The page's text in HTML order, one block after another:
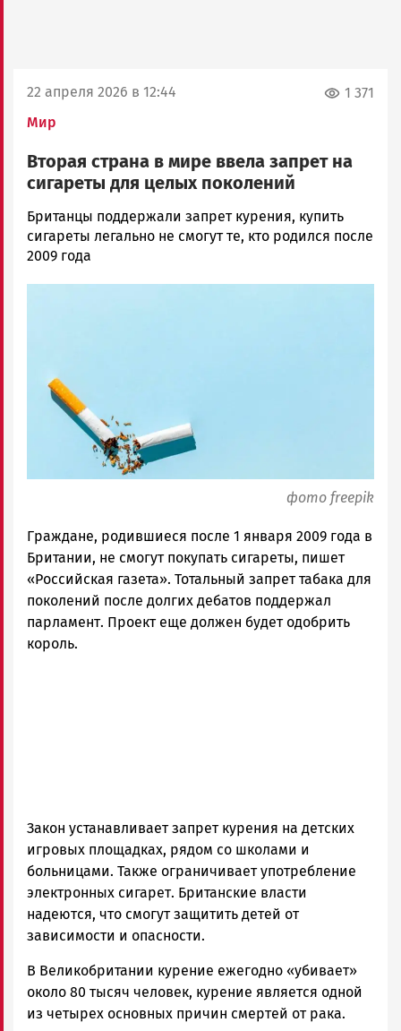
22 апреля 2026 в 12:44
Мир
1 371
Вторая страна в мире ввела запрет на
сигареты для целых поколений
Ольга
Гаврилова
Новости
ГОВОРИТ
Британцы поддержали запрет курения, купить
сигареты легально не смогут те, кто родился после
2009 года
фото freepik
Граждане, родившиеся после 1 января 2009 года в
Британии, не смогут покупать сигареты, пишет
«Российская газета». Тотальный запрет табака для
поколений после долгих дебатов поддержал
парламент. Проект еще должен будет одобрить
король.
Закон устанавливает запрет курения на детских
игровых площадках, рядом со школами и
больницами. Также ограничивает употребление
электронных сигарет. Британские власти
надеются, что смогут защитить детей от
зависимости и опасности.
В Великобритании курение ежегодно «убивает»
около 80 тысяч человек, курение является одной
из четырех основных причин смертей от рака.